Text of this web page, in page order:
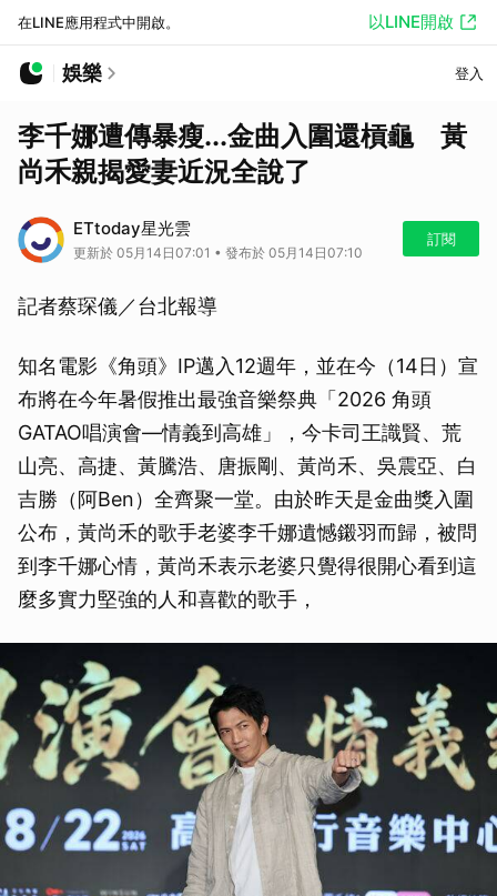
在LINE應用程式中開啟。 以LINE開啟
娛樂 登入
李千娜遭傳暴瘦...金曲入圍還槓龜 黃
尚禾親揭愛妻近況全說了
ETtoday星光雲
更新於 05月14日07:01 • 發布於 05月14日07:10
訂閱
記者蔡琛儀／台北報導
知名電影《角頭》IP邁入12週年，並在今（14日）宣
布將在今年暑假推出最強音樂祭典「2026 角頭
GATAO唱演會—情義到高雄」，今卡司王識賢、荒
山亮、高捷、黃騰浩、唐振剛、黃尚禾、吳震亞、白
吉勝（阿Ben）全齊聚一堂。由於昨天是金曲獎入圍
公布，黃尚禾的歌手老婆李千娜遺憾鎩羽而歸，被問
到李千娜心情，黃尚禾表示老婆只覺得很開心看到這
麼多實力堅強的人和喜歡的歌手，